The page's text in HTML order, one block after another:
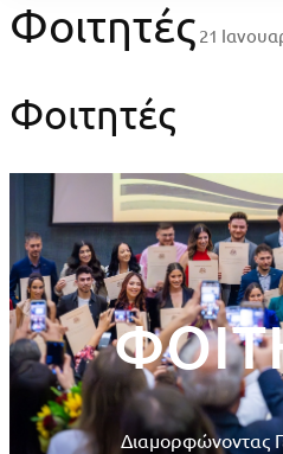
Φοιτητές 21
Φοιτητές
Διαμορφώνοντας